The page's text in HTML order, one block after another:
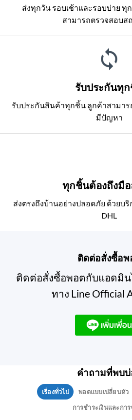
ส่งทุกวัน รอบเช้าและรอบบ่าย ทุ
สามารถตรวจสอบส
รับประกันทุ
รับประกันสินค้าทุกชิ้น ลูกค้าสามาร
มีปัญหา
ทุกชิ้นต้องถึงมื
ส่งตรงถึงบ้านอย่างปลอดภัย ด้วยบ
DHL
ติดต่อสั่งซื้อพ
ติดต่อสั่งซื้อพอตกับแอดมิน
ทาง Line Official
คำถามที่พบบ่
เรื่องทั่วไป พอตแบบเปลี่ยนหัว
การชำระเงินและกา